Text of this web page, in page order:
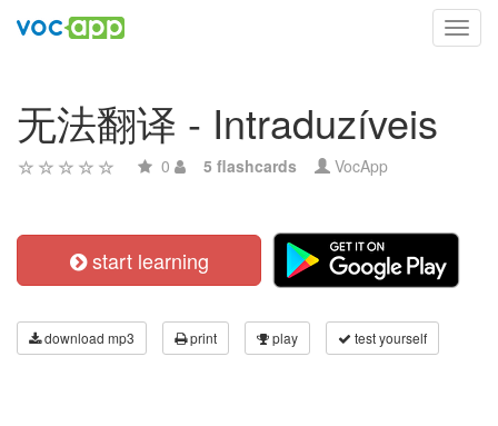
无法翻译 - Intraduzíveis
0 5 flashcards VocApp
start learning
download mp3 print play test yourself